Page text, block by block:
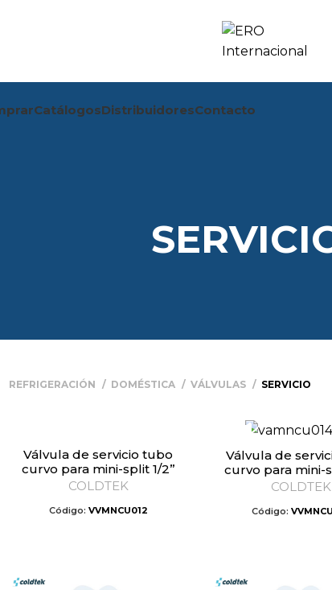
CatálogosDistribuidoresContacto
REFRIGERACIÓN DOMÉSTICA VÁLVULAS SERVICIO
Válvula de servicio tubo
curvo para mini-split 1/2”
COLDTEK
Código: VVMNCU012
Válvula de servicio tubo
curvo para mini-
COLDTEK
Código: